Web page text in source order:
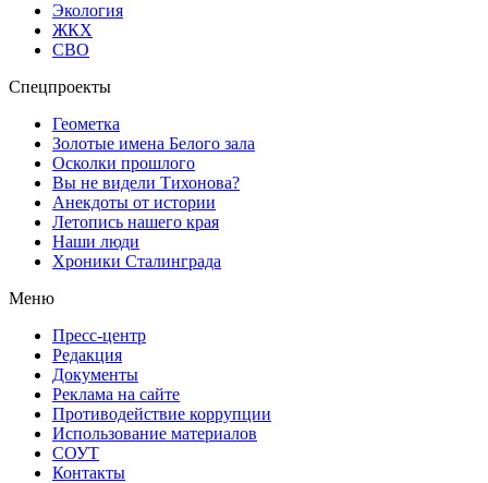
Экология
ЖКХ
СВО
Спецпроекты
Геометка
Золотые имена Белого зала
Осколки прошлого
Вы не видели Тихонова?
Анекдоты от истории
Летопись нашего края
Наши люди
Хроники Сталинграда
Меню
Пресс-центр
Редакция
Документы
Реклама на сайте
Противодействие коррупции
Использование материалов
СОУТ
Контакты